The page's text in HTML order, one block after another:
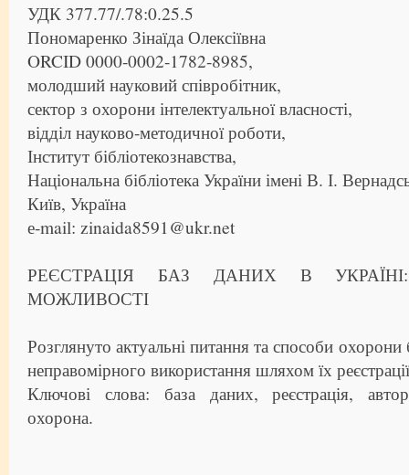
УДК 377.77/.78:0.25.5
Пономаренко Зінаїда Олексіївна
ORCID 0000-0002-1782-8985,
молодший науковий співробітник,
сектор з охорони інтелектуальної власності,
відділ науково-методичної роботи,
Інститут бібліотекознавства,
Національна бібліотека України імені В. І.
Київ, Україна
е-mail: zinaida8591@ukr.net
РЕЄСТРАЦІЯ БАЗ ДАНИХ В
МОЖЛИВОСТІ
Розглянуто актуальні питання та способи охорони
неправомірного використання шляхом їх
Ключові слова: база даних, реєстрація,
охорона.